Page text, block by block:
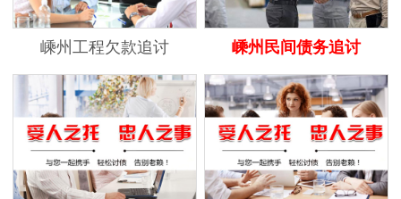
嵊州工程欠款追讨 嵊州民间债务追讨